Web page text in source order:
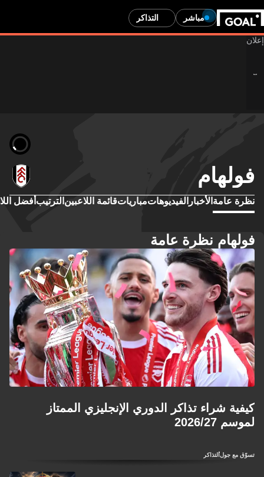
مباشر التذاكر
فولهام
نظرة عامة الأخبار الفيديوهاتمبارياتقائمة اللاعبين الترتيب أفضل
فولهام نظرة عامة
كيفية شراء تذاكر الدوري الإنجليزي الممتاز
لموسم 2026/27
تسوّق مع جولالتذاكر